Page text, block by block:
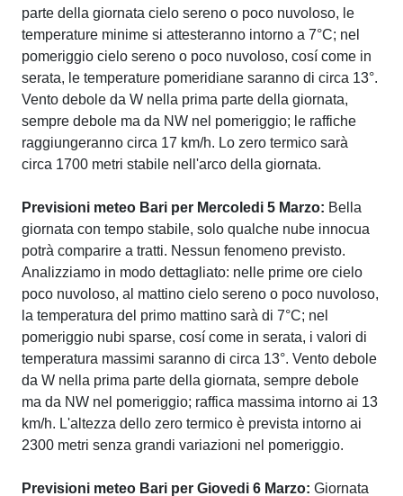
parte della giornata cielo sereno o poco nuvoloso, le
temperature minime si attesteranno intorno a 7°C; nel
pomeriggio cielo sereno o poco nuvoloso, cosí come in
serata, le temperature pomeridiane saranno di circa 13°.
Vento debole da W nella prima parte della giornata,
sempre debole ma da NW nel pomeriggio; le raffiche
raggiungeranno circa 17 km/h. Lo zero termico sarà
circa 1700 metri stabile nell'arco della giornata.
Previsioni meteo Bari per Mercoledi 5 Marzo: Bella
giornata con tempo stabile, solo qualche nube innocua
potrà comparire a tratti. Nessun fenomeno previsto.
Analizziamo in modo dettagliato: nelle prime ore cielo
poco nuvoloso, al mattino cielo sereno o poco nuvoloso,
la temperatura del primo mattino sarà di 7°C; nel
pomeriggio nubi sparse, cosí come in serata, i valori di
temperatura massimi saranno di circa 13°. Vento debole
da W nella prima parte della giornata, sempre debole
ma da NW nel pomeriggio; raffica massima intorno ai 13
km/h. L'altezza dello zero termico è prevista intorno ai
2300 metri senza grandi variazioni nel pomeriggio.
Previsioni meteo Bari per Giovedi 6 Marzo: Giornata